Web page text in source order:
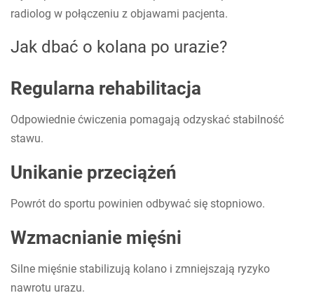
radiolog w połączeniu z objawami pacjenta.
Jak dbać o kolana po urazie?
Regularna rehabilitacja
Odpowiednie ćwiczenia pomagają odzyskać stabilność
stawu.
Unikanie przeciążeń
Powrót do sportu powinien odbywać się stopniowo.
Wzmacnianie mięśni
Silne mięśnie stabilizują kolano i zmniejszają ryzyko
nawrotu urazu.